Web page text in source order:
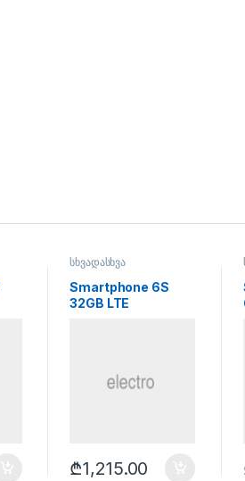
სხვადასხვა
Smartphone 6S
32GB LTE
₾1,215.00